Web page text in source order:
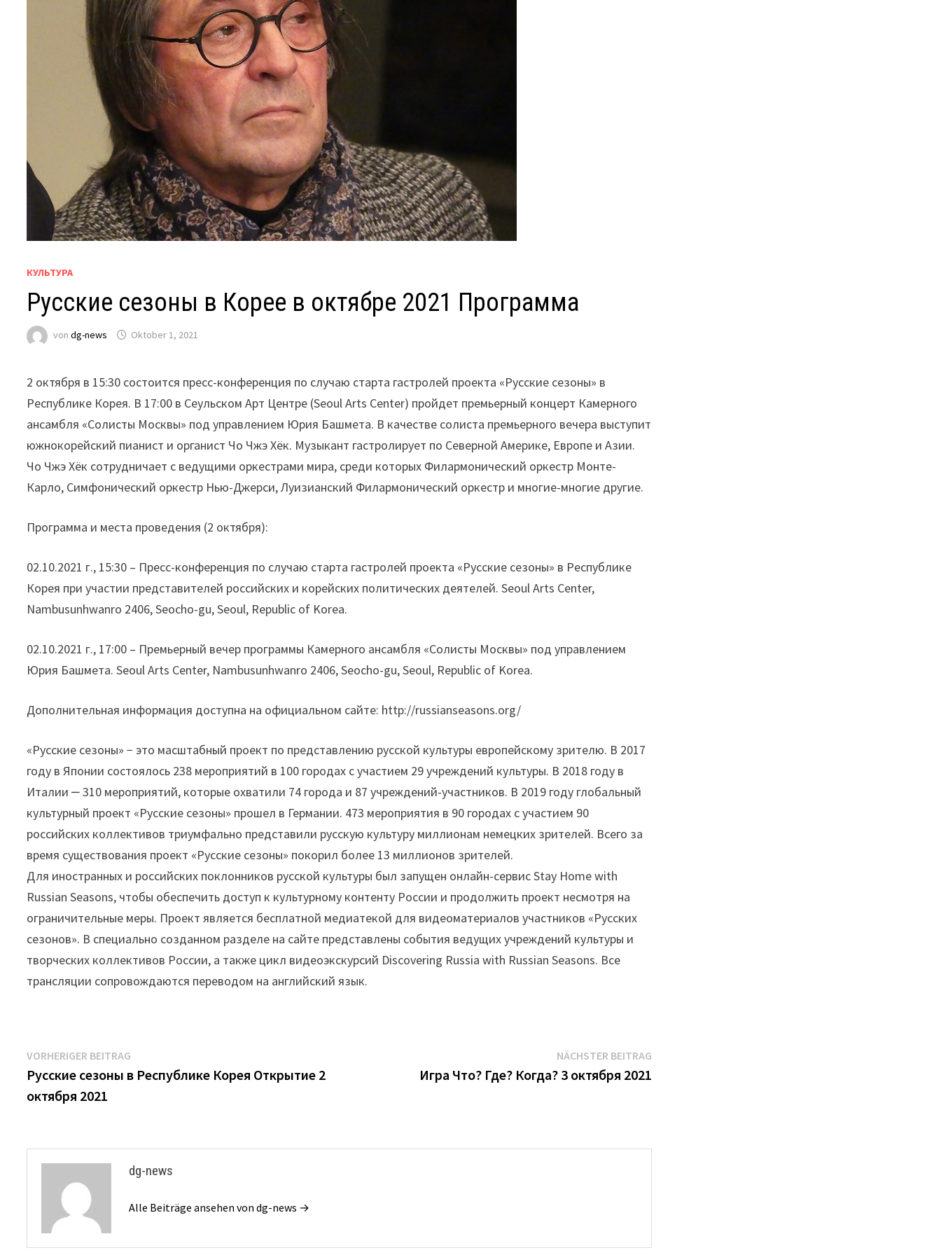
КУЛЬТУРА
Русские сезоны в Корее в октябре 2021 Программа
vondg-news Oktober 1, 2021
2 октября в 15:30 состоится пресс-конференция по случаю старта гастролей проекта «Русские сезоны» в
Республике Корея. В 17:00 в Сеульском Арт Центре (Seoul Arts Center) пройдет премьерный концерт Камерного
ансамбля «Солисты Москвы» под управлением Юрия Башмета. В качестве солиста премьерного вечера выступит
южнокорейский пианист и органист Чо Чжэ Хёк. Музыкант гастролирует по Северной Америке, Европе и Азии.
Чо Чжэ Хёк сотрудничает с ведущими оркестрами мира, среди которых Филармонический оркестр Монте-
Карло, Симфонический оркестр Нью-Джерси, Луизианский Филармонический оркестр и многие-многие другие.
Программа и места проведения (2 октября):
02.10.2021 г., 15:30 – Пресс-конференция по случаю старта гастролей проекта «Русские сезоны» в Республике
Корея при участии представителей российских и корейских политических деятелей. Seoul Arts Center,
Nambusunhwanro 2406, Seocho-gu, Seoul, Republic of Korea.
02.10.2021 г., 17:00 – Премьерный вечер программы Камерного ансамбля «Солисты Москвы» под управлением
Юрия Башмета. Seoul Arts Center, Nambusunhwanro 2406, Seocho-gu, Seoul, Republic of Korea.
Дополнительная информация доступна на официальном сайте: http://russianseasons.org/
«Русские сезоны» − это масштабный проект по представлению русской культуры европейскому зрителю. В 2017
году в Японии состоялось 238 мероприятий в 100 городах с участием 29 учреждений культуры. В 2018 году в
Италии ‒ 310 мероприятий, которые охватили 74 города и 87 учреждений-участников. В 2019 году глобальный
культурный проект «Русские сезоны» прошел в Германии. 473 мероприятия в 90 городах с участием 90
российских коллективов триумфально представили русскую культуру миллионам немецких зрителей. Всего за
время существования проект «Русские сезоны» покорил более 13 миллионов зрителей.
Для иностранных и российских поклонников русской культуры был запущен онлайн-сервис Stay Home with
Russian Seasons, чтобы обеспечить доступ к культурному контенту России и продолжить проект несмотря на
ограничительные меры. Проект является бесплатной медиатекой для видеоматериалов участников «Русских
сезонов». В специально созданном разделе на сайте представлены события ведущих учреждений культуры и
творческих коллективов России, а также цикл видеоэкскурсий Discovering Russia with Russian Seasons. Все
трансляции сопровождаются переводом на английский язык.
Beitrags-
Navigation
VORHERIGER BEITRAG
Beitrag:
Русские сезоны в Республике Корея Открытие 2
октября 2021
NÄCHSTER BEITRAGNächster
Игра Что? Где? Когда? 3 октября 2021
dg-news
Alle Beiträge ansehen von dg-news →